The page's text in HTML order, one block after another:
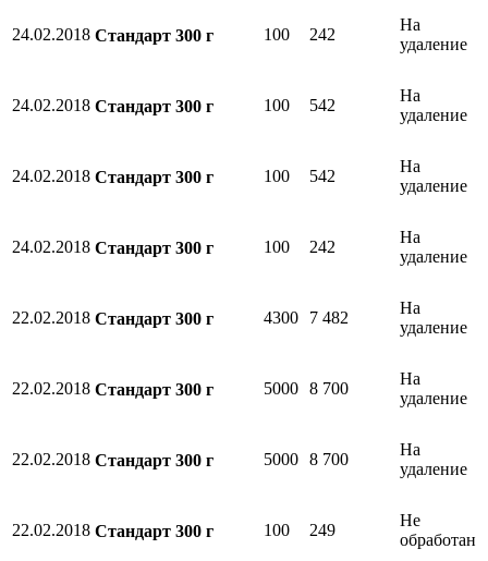
24.02.2018 Стандарт 300 г 100 242
На
удаление
24.02.2018 Стандарт 300 г 100 542
На
удаление
24.02.2018 Стандарт 300 г 100 542
На
удаление
24.02.2018 Стандарт 300 г 100 242
На
удаление
22.02.2018 Стандарт 300 г 4300 7 482
На
удаление
22.02.2018 Стандарт 300 г 5000 8 700
На
удаление
22.02.2018 Стандарт 300 г 5000 8 700
На
удаление
22.02.2018 Стандарт 300 г 100 249
Не
обработан